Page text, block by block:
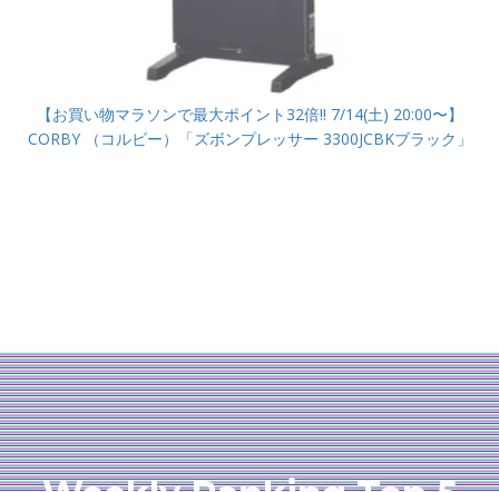
【お買い物マラソンで最大ポイント32倍!! 7/14(土) 20:00〜】
CORBY （コルビー）「ズボンプレッサー 3300JCBKブラック」